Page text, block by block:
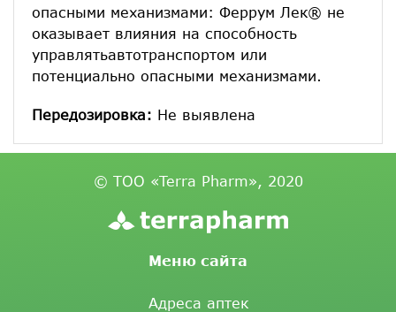
опасными механизмами: Феррум Лек® не
оказывает влияния на способность
управлятьавтотранспортом или
потенциально опасными механизмами.
Передозировка: Не выявлена
© ТОО «Terra Pharm», 2020
Меню сайта
Адреса аптек